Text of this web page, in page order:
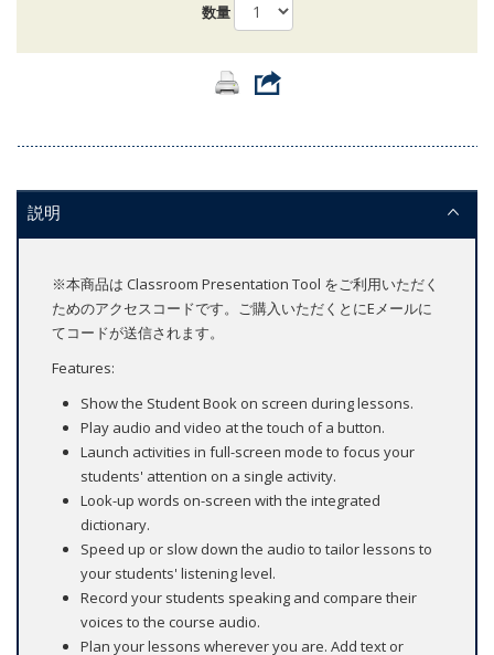
数量
説明
※本商品は Classroom Presentation Tool をご利用いただく
ためのアクセスコードです。ご購入いただくとにEメールに
てコードが送信されます。
Features:
Show the Student Book on screen during lessons.
Play audio and video at the touch of a button.
Launch activities in full-screen mode to focus your
students' attention on a single activity.
Look-up words on-screen with the integrated
dictionary.
Speed up or slow down the audio to tailor lessons to
your students' listening level.
Record your students speaking and compare their
voices to the course audio.
Plan your lessons wherever you are. Add text or